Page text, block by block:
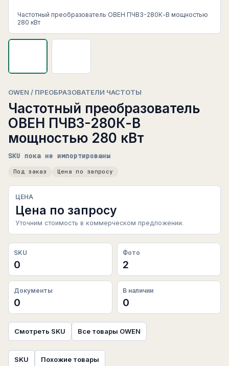
Частотный преобразователь ОВЕН ПЧВ3-280К-В мощностью
280 кВт
OWEN / ПРЕОБРАЗОВАТЕЛИ ЧАСТОТЫ
Частотный преобразователь
ОВЕН ПЧВ3-280К-В
мощностью 280 кВт
SKU пока не импортированы
Под заказ Цена по запросу
ЦЕНА
Цена по запросу
Уточним стоимость в коммерческом предложении.
SKU
0
Фото
2
Документы
0
В наличии
0
Смотреть SKU Все товары OWEN
SKU Похожие товары